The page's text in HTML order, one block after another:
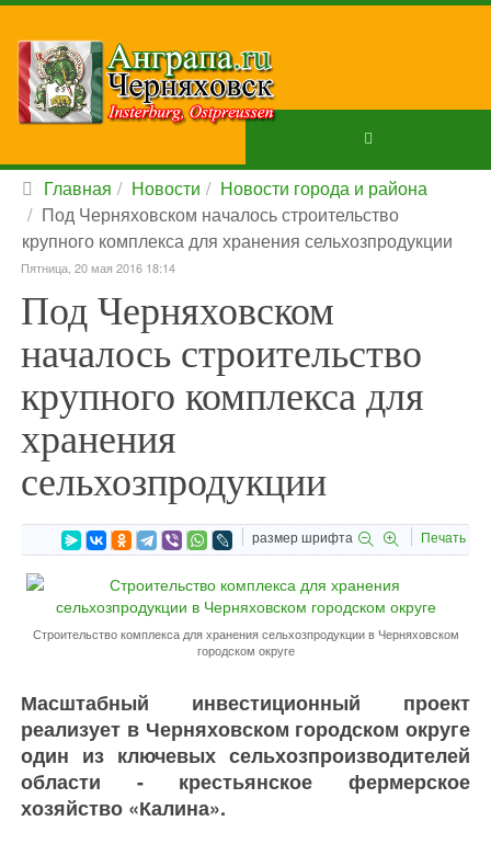
Главная Новости
Новости города и района
Под Черняховском началось строительство
крупного комплекса для хранения сельхозпродукции
Пятница, 20 мая 2016 18:14
Под Черняховском
началось строительство
крупного комплекса для
хранения
сельхозпродукции
размер шрифта Печать
Строительство комплекса для хранения сельхозпродукции в Черняховском
городском округе
Масштабный инвестиционный проект
реализует в Черняховском городском округе
один из ключевых сельхозпроизводителей
области - крестьянское фермерское
хозяйство «Калина».